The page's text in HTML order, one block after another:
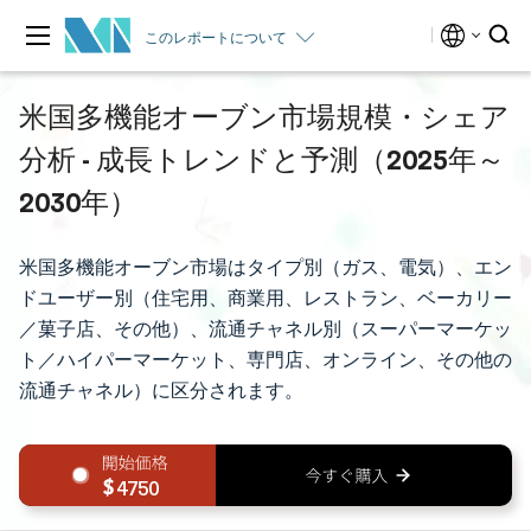
このレポートについて
米国多機能オーブン市場規模・シェア
分析 - 成長トレンドと予測（2025年～
2030年）
米国多機能オーブン市場はタイプ別（ガス、電気）、エン
ドユーザー別（住宅用、商業用、レストラン、ベーカリー
／菓子店、その他）、流通チャネル別（スーパーマーケッ
ト／ハイパーマーケット、専門店、オンライン、その他の
流通チャネル）に区分されます。
4750